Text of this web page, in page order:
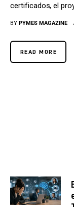
certificados, el
BY PYMES MAGAZINE
READ MORE